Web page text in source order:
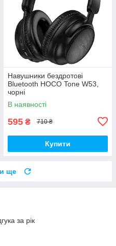
Навушники бездротові
Bluetooth HOCO Tone W53,
чорні
В наявності
595 ₴ 710 ₴
Купити
ще
за рік